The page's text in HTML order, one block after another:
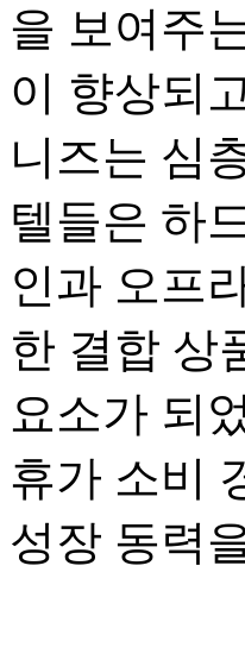
을 보여주
이 향상되
니즈는 심
텔들은 하
인과 오프
한 결합 상
요소가 되
휴가 소비
성장 동력